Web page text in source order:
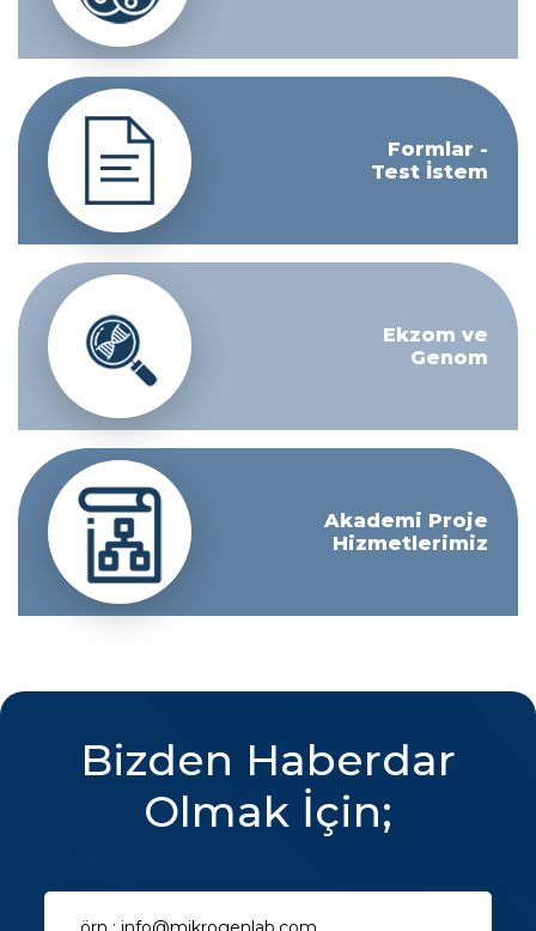
Formlar -
Test İstem
Ekzom ve
Genom
Akademi Proje
Hizmetlerimiz
Bizden Haberdar
Olmak İçin;